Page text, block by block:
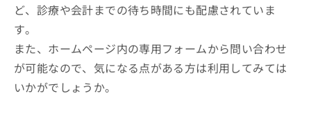
ど、診療や会計までの待ち時間にも配慮されていま
す。
また、ホームページ内の専用フォームから問い合わせ
が可能なので、気になる点がある方は利用してみては
いかがでしょうか。